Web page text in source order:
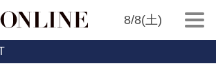
8/8(土)